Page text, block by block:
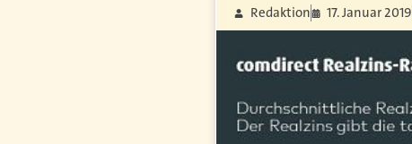
Redaktion 17. Januar 2019